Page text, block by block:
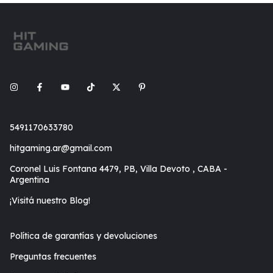
5491170633780
hitgaming.ar@gmail.com
Coronel Luis Fontana 4479, PB, Villa Devoto , CABA -
Argentina
¡Visitá nuestro Blog!
Política de garantías y devoluciones
Preguntas frecuentes